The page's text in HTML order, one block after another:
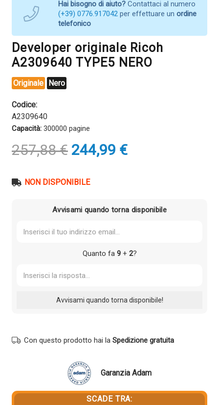
Hai bisogno di aiuto? Contattaci al numero
(+39) 0776.917042 per effettuare un ordine
telefonico
Developer originale Ricoh
A2309640 TYPE5 NERO
Originale Nero
Codice:
A2309640
Capacità: 300000 pagine
257,88€ Il
prezzo
era:
244,99 €Il
prezzo
NON DISPONIBILE
Avvisami quando torna disponibile
Quanto fa 9+ 2?
Con questo prodotto hai la Spedizione gratuita
Garanzia Adam
SCADE TRA: